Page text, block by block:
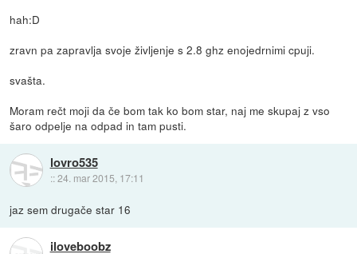
hah:D
zravn pa zapravlja svoje življenje s 2.8 ghz enojedrnimi cpuji.
svašta.
Moram rečt moji da če bom tak ko bom star, naj me skupaj z vso
šaro odpelje na odpad in tam pusti.
lovro535
::24. mar 2015, 17:11
jaz sem drugače star 16
iloveboobz